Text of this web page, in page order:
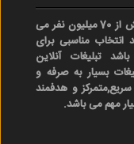
در حال حاضر کاربران اینترنت در ایران بیش از 70 میلیون نفر می
انتخاب مناسبی برای
تبلیغات آنلاین
بسیار به صرفه و
و هدفمند
مهم می باشد.